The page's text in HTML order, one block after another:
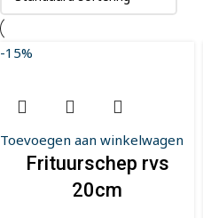
-15%
Toevoegen aan winkelwagen
Frituurschep rvs
20cm